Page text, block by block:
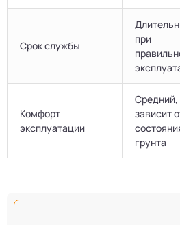
Срок службы
при
Комфорт
эксплуатации
Средний,
зависит
грунта